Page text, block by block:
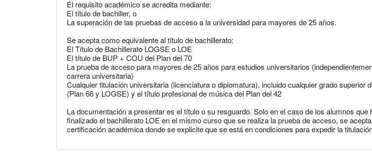
El requisito académico se acredita mediante:
El título de bachiller, o
La superación de las pruebas de acceso a la universidad para mayores de 25 años.
Se acepta como equivalente al título de bachillerato:
El Título de Bachillerato LOGSE o LOE
El título de BUP + COU del Plan del 70
La prueba de acceso para mayores de 25 años para estudios universitarios
carrera universitaria)
Cualquier titulación universitaria (licenciatura o diplomatura), incluido cualquier grado superior
(Plan 66 y LOGSE) y el título profesional de música del Plan del 42
La documentación a presentar es el título o su resguardo. Solo en el caso de los alumnos que
finalizado el bachillerato LOE en el mismo curso que se realiza la prueba de acceso, se
certificación académica donde se explicite que se está en condiciones para expedir la